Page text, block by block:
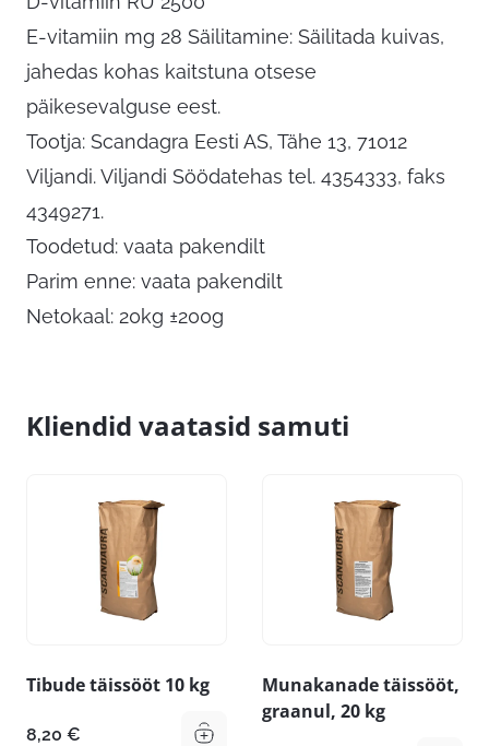
E-vitamiin mg 28 Säilitamine: Säilitada kuivas,
jahedas kohas kaitstuna otsese
päikesevalguse eest.
Tootja: Scandagra Eesti AS, Tähe 13, 71012
Viljandi. Viljandi Söödatehas tel. 4354333, faks
4349271.
Toodetud: vaata pakendilt
Parim enne: vaata pakendilt
Netokaal: 20kg ±200g
Kliendid vaatasid samuti
Tibude täissööt 10 kg
8,20 €
Munakanade täissööt,
graanul, 20 kg